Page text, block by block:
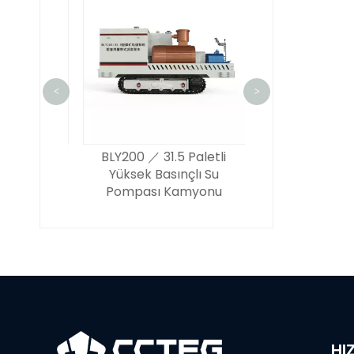
BLY200 ／ 31.5 Paletli
Yüksek Basınçlı Su
Pompası Kamyonu
< >